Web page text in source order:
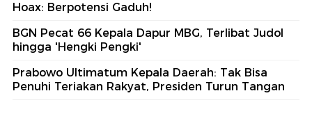
Hoax: Berpotensi Gaduh!
BGN Pecat 66 Kepala Dapur MBG, Terlibat Judol
hingga 'Hengki Pengki'
Prabowo Ultimatum Kepala Daerah: Tak Bisa
Penuhi Teriakan Rakyat, Presiden Turun Tangan